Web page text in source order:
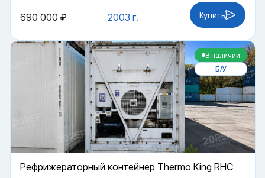
2003 г.
690 000 ₽ Купить
В наличии
Б/У
Рефрижераторный контейнер Thermo King RHC